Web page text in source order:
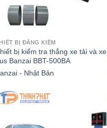
BỊ ĐĂNG KIỂM
bị kiểm tra thắng xe tải và xe
Banzai BBT-500BA
- Nhật Bản